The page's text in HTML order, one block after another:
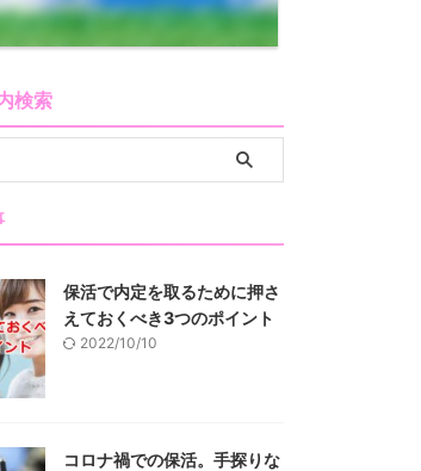
検索
保活で内定を取るために押さ
えておくべき3つのポイント
2022/10/10
コロナ禍での保活。手探りな